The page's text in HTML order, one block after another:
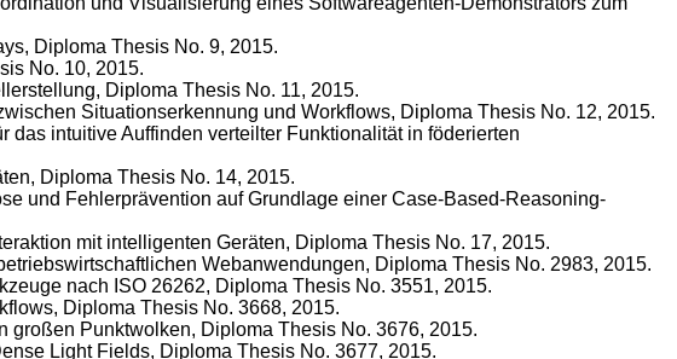
Diploma Thesis No. 9, 2015.
No. 10, 2015.
Diploma Thesis No. 11, 2015.
Situationserkennung und Workflows, Diploma Thesis No. 12, 2015.
intuitive Auffinden verteilter Funktionalität in föderierten
Diploma Thesis No. 14, 2015.
und Fehlerprävention auf Grundlage einer Case-Based-Reasoning-
mit intelligenten Geräten, Diploma Thesis No. 17, 2015.
Webanwendungen, Diploma Thesis No. 2983, 2015.
nach ISO 26262, Diploma Thesis No. 3551, 2015.
Diploma Thesis No. 3668, 2015.
großen Punktwolken, Diploma Thesis No. 3676, 2015.
Light Fields, Diploma Thesis No. 3677, 2015.